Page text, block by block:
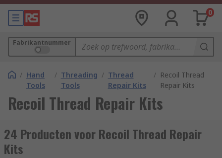
0
Fabrikantnummer
/ Hand
Tools
/ Threading
Tools
/ Thread
Repair Kits
/ Recoil Thread
Repair Kits
Recoil Thread Repair Kits
24 Producten voor Recoil Thread Repair
Kits